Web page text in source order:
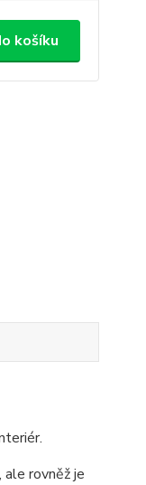
košíku
rovněž je